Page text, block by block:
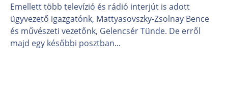
Emellett több televízió és rádió interjút is adott
ügyvezető igazgatónk, Mattyasovszky-Zsolnay Bence
és művészeti vezetőnk, Gelencsér Tünde. De erről
majd egy későbbi posztban...